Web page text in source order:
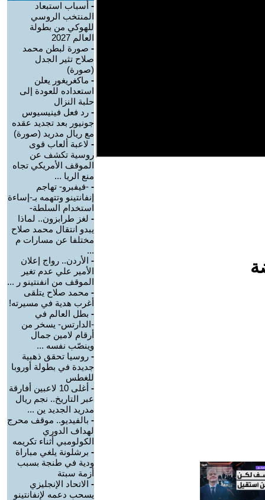
- أسباب استبعاد
المنتخب الروسي
للهوكي من بطولة
العالم 2027
- صورة لبطن محمد
صلاح تثير الجدل
(صورة)
- ماكغريغور يعلن
استعداده للعودة إلى
حلبة النزال
- رد فعل فينيسيوس
جونيور بعد تجديد عقده
مع ريال مدريد (صورة)
- لاعبة ألعاب قوى
روسية تكشف عن
الموقف الأمريكي تجاه
منع الريا ...
- -فيفبرو- تهاجم
إنفانتينو وتتهمه بـ-إساءة
استخدام السلطة-
- لغز طرابزون.. لماذا
يبدو انتقال محمد صلاح
مختلفا عن مسارات م
...
- الأردن.. رواج إعلان
الأمير علي عدم تغير
الموقف من انفنتينو ر ...
- محمد صلاح يتلقى
أغرب هدية في مسيرته!
- بطل العالم في
-الدارتس- يسخر من
أرقام لامين جمال
وينصّب نفسه ...
- روسيا تحقق ذهبية
جديدة في بطولة أوروبا
للغطس
-
أغلى 10 لاعبين أفارقة
عبر التاريخ.. نجم ريال
مدريد الجديد ين ...
- بالفيديو.. موقف محرج
لهداف الدوري
الكولومبي أثناء تكريمه
- برشلونة يلغي مباراة
ودية في طنجة بسبب
أزمة سبتة
- الاتحاد الإنجليزي
يسحب دعمه لإنفانتينو